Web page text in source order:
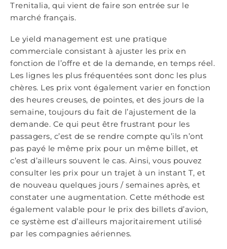
Trenitalia, qui vient de faire son entrée sur le
marché français.
Le yield management est une pratique
commerciale consistant à ajuster les prix en
fonction de l’offre et de la demande, en temps réel.
Les lignes les plus fréquentées sont donc les plus
chères. Les prix vont également varier en fonction
des heures creuses, de pointes, et des jours de la
semaine, toujours du fait de l’ajustement de la
demande. Ce qui peut être frustrant pour les
passagers, c’est de se rendre compte qu’ils n’ont
pas payé le même prix pour un même billet, et
c’est d’ailleurs souvent le cas. Ainsi, vous pouvez
consulter les prix pour un trajet à un instant T, et
de nouveau quelques jours / semaines après, et
constater une augmentation. Cette méthode est
également valable pour le prix des billets d’avion,
ce système est d’ailleurs majoritairement utilisé
par les compagnies aériennes.